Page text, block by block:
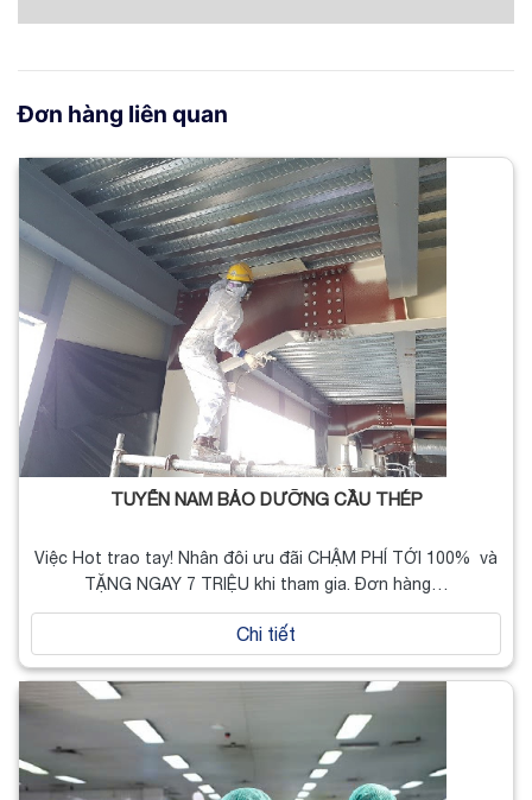
Đơn hàng liên quan
TUYỂN NAM BẢO DƯỠNG CẦU THÉP
Việc Hot trao tay! Nhân đôi ưu đãi CHẬM PHÍ TỚI 100% và
TẶNG NGAY 7 TRIỆU khi tham gia. Đơn hàng…
Chi tiết